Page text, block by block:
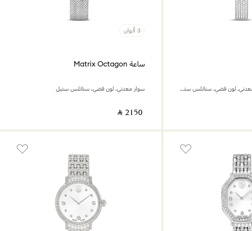
صناعة سويسرية، سوار معدني، لون فضي، ستانلس ستيل
3 ألوان
ساعة Matrix Octagon
سوار معدني، لون فضي، ستانلس ستيل
‎ ⃁ ⁦2150⁩ ‎